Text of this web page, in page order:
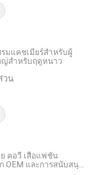
มแคชเมียร์สำหรับผู้
สำหรับฤดูหนาว
วน
ย คอวี เสื้อแฟชั่น
OEM และการสนับสนุน